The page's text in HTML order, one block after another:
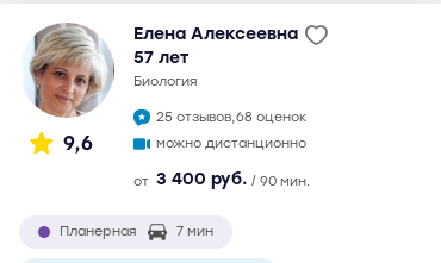
9,6
Елена Алексеевна
57 лет
биология
25 отзывов,68 оценок
можно дистанционно
от 3 400 руб. / 90 мин.
Планерная 7 мин